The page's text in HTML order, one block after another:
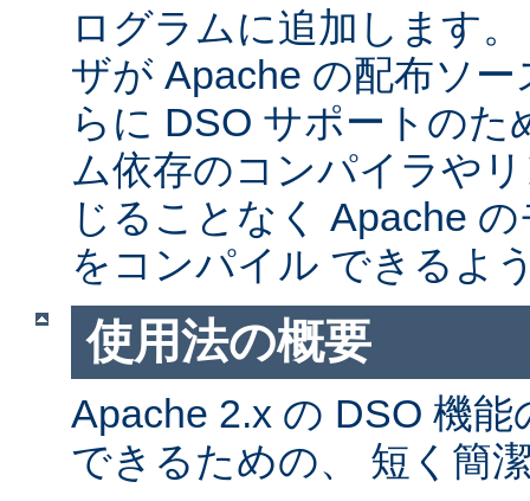
ログラムに追加します
ザが Apache の配布ソ
らに DSO サポートの
ム依存のコンパイラや
じることなく Apache
をコンパイル できるよ
使用法の概要
Apache 2.x の DSO 機
できるための、 短く簡